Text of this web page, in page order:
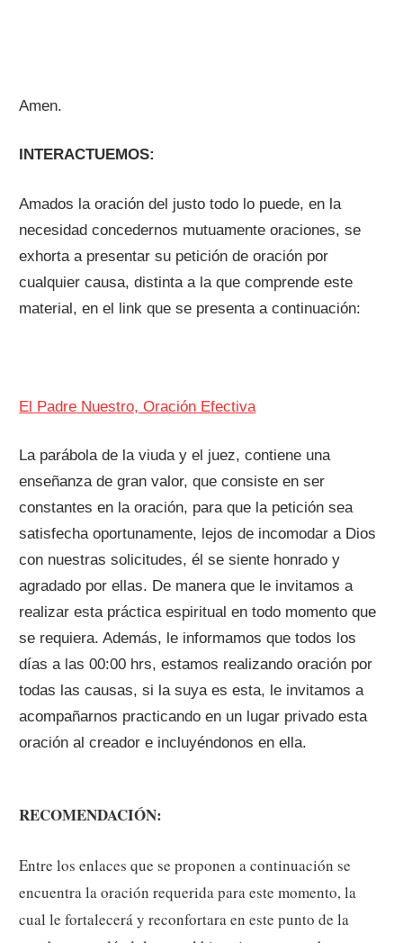
Amen.
INTERACTUEMOS:
Amados la oración del justo todo lo puede, en la
necesidad concedernos mutuamente oraciones, se
exhorta a presentar su petición de oración por
cualquier causa, distinta a la que comprende este
material, en el link que se presenta a continuación:
El Padre Nuestro, Oración Efectiva
La parábola de la viuda y el juez, contiene una
enseñanza de gran valor, que consiste en ser
constantes en la oración, para que la petición sea
satisfecha oportunamente, lejos de incomodar a Dios
con nuestras solicitudes, él se siente honrado y
agradado por ellas. De manera que le invitamos a
realizar esta práctica espiritual en todo momento que
se requiera. Además, le informamos que todos los
días a las 00:00 hrs, estamos realizando oración por
todas las causas, si la suya es esta, le invitamos a
acompañarnos practicando en un lugar privado esta
oración al creador e incluyéndonos en ella.
RECOMENDACIÓN:
Entre los enlaces que se proponen a continuación se
encuentra la oración requerida para este momento, la
cual le fortalecerá y reconfortara en este punto de la